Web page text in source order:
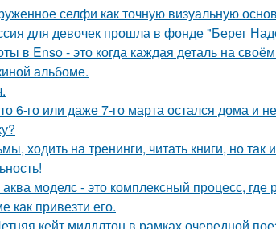
селфи как точную визуальную
для девочек прошла в фонде "Берег
в Enso - это когда каждая деталь на
альбоме.
6-го или даже 7-го марта остался дома и
ходить на тренинги, читать книги, но так
моделс - это комплексный процесс, где
как привезти его.